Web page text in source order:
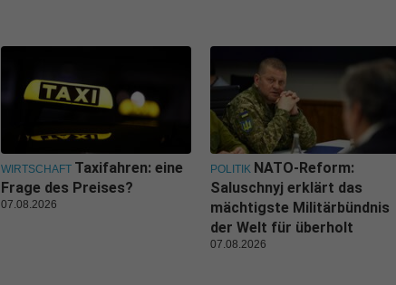
WIRTSCHAFT Taxifahren: eine
Frage des Preises?
07.08.2026
POLITIK NATO-Reform:
Saluschnyj erklärt das
mächtigste Militärbündnis
der Welt für überholt
07.08.2026